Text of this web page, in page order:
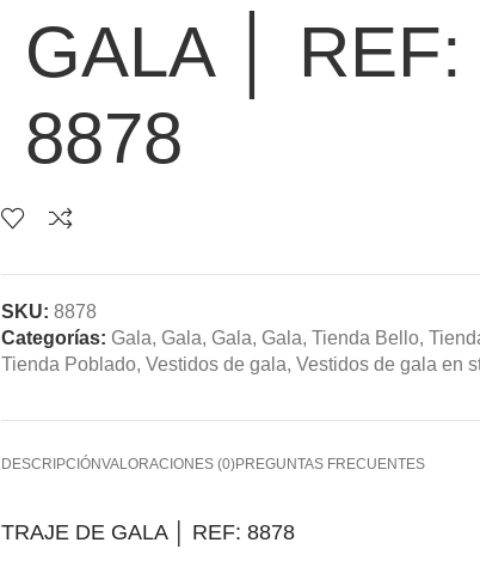
GALA │ REF:
8878
SKU: 8878
Categorías: Gala, Gala, Gala, Gala, Tienda Bello,
Tienda Poblado, Vestidos de gala, Vestidos de gala en
DESCRIPCIÓNVALORACIONES (0)PREGUNTAS FRECUENTES
TRAJE DE GALA │ REF: 8878